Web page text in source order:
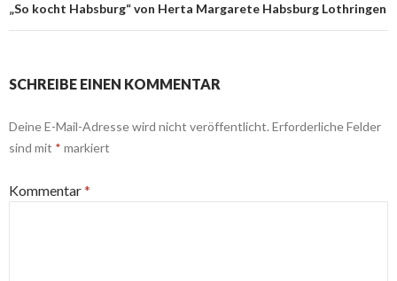
„So kocht Habsburg“ von Herta Margarete Habsburg Lothringen
SCHREIBE EINEN KOMMENTAR
Deine E-Mail-Adresse wird nicht veröffentlicht. Erforderliche Felder
sind mit * markiert
Kommentar*